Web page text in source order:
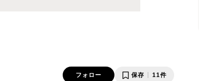
フォロー 保存 11件